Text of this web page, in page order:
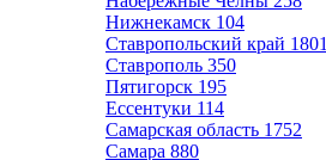
Нижнекамск 104
Ставропольский край 1801
Ставрополь 350
Пятигорск 195
Ессентуки 114
Самарская область 1752
Самара 880